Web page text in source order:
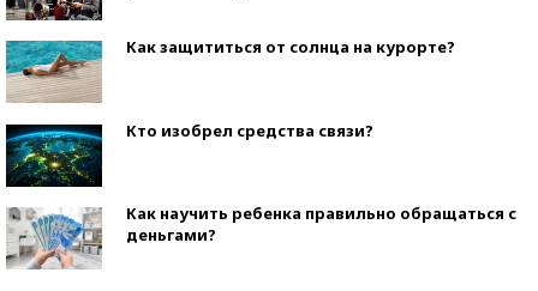
Как защититься от солнца на курорте?
Кто изобрел средства связи?
Как научить ребенка правильно обращаться с
деньгами?